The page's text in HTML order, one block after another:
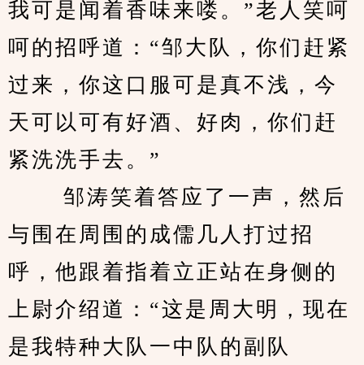
我可是闻着香味来喽。”老人笑呵
呵的招呼道：“邹大队，你们赶紧
过来，你这口服可是真不浅，今
天可以可有好酒、好肉，你们赶
紧洗洗手去。”
与围在周围的成儒几人打过招
呼，他跟着指着立正站在身侧的
上尉介绍道：“这是周大明，现在
是我特种大队一中队的副队